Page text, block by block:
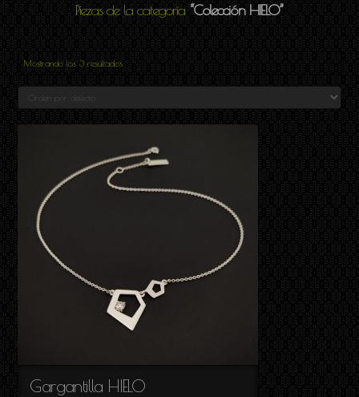
Piezas de la categoría “Colección HIELO”
Mostrando los 3 resultados
Gargantilla HIELO